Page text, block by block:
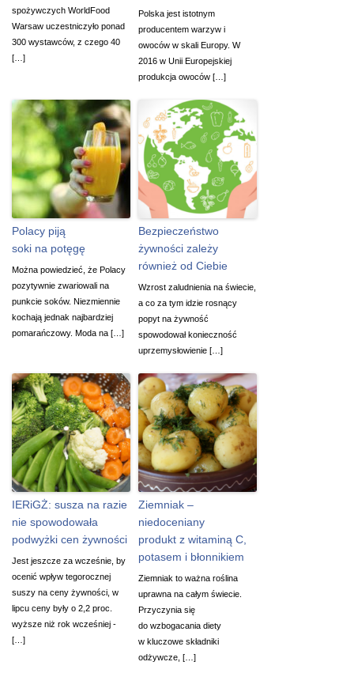
spożywczych WorldFood
Warsaw uczestniczyło ponad
300 wystawców, z czego 40
[…]
Polska jest istotnym
producentem warzyw i
owoców w skali Europy. W
2016 w Unii Europejskiej
produkcja owoców […]
Polacy piją
soki na potęgę
Można powiedzieć, że Polacy
pozytywnie zwariowali na
punkcie soków. Niezmiennie
kochają jednak najbardziej
pomarańczowy. Moda na […]
Bezpieczeństwo
żywności zależy
również od Ciebie
Wzrost zaludnienia na świecie,
a co za tym idzie rosnący
popyt na żywność
spowodował konieczność
uprzemysłowienie […]
IERiGŻ: susza na razie
nie spowodowała
podwyżki cen żywności
Jest jeszcze za wcześnie, by
ocenić wpływ tegorocznej
suszy na ceny żywności, w
lipcu ceny były o 2,2 proc.
wyższe niż rok wcześniej -
[…]
Ziemniak –
niedoceniany
produkt z witaminą C,
potasem i błonnikiem
Ziemniak to ważna roślina
uprawna na całym świecie.
Przyczynia się
do wzbogacania diety
w kluczowe składniki
odżywcze, […]